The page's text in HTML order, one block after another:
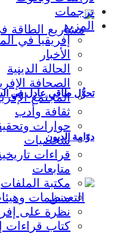
تحوُّل طاقي عادل في
دوّامة الديون
ترجمات
المزيد
إفريقيا في
الأخبار
الحالة الدينية
الصحافة
المجتمع
ثقافة وأدب
حوارات
شخصيات
قراءات
متابعات
مكتبة الملفات
منظمات
نظرة على
كتاب قراءات